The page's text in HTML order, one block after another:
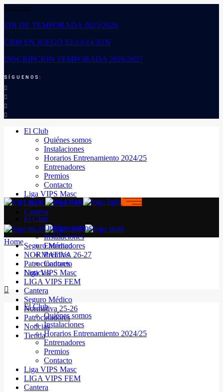
Noticias:
FIN DE TEMPORADA 2025/2026
CBM EN JUEGO 12-13-14 JUN
INSCRIPCIÓN TEMPORADA 2026/2027
SÍGUENOS:
El Club
Quiénes somos
Instalaciones
Horarios Entrenamiento 2024/25
Entrenadores
Premios
Contacto
Liga VIPS Masc
LIGA VIPS FEM
Cantera
Seguro Médico
NORMATIVA 26-27
Patrocinadores
Noticias
El Club
Quiénes somos
Instalaciones
Horarios Entrenamiento 2024/25
Entrenadores
Premios
Contacto
Liga VIPS Masc
LIGA VIPS FEM
Cantera
El Club
Quiénes somos
Instalaciones
Entrenadores
Premios
Contacto
Liga VIPS Masc
LIGA VIPS FEM
Cantera
Seguro Médico
Normativa 25-26
Patrocinadores
Noticias
Tienda
Home